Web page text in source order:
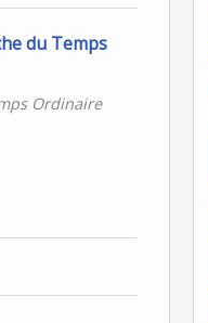
Ordinaire